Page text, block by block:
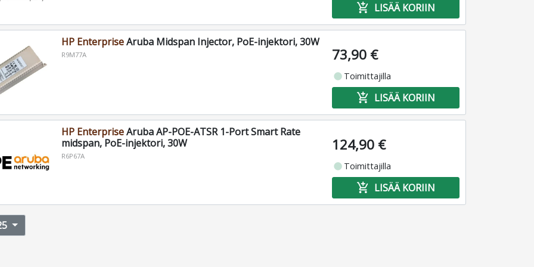
add_shopping_cart LISÄÄ KORIIN
HP EnterpriseAruba Midspan Injector, PoE-injektori, 30W
R9M77A 73,90 €
fiber_manual_record Toimittajilla
add_shopping_cart LISÄÄ KORIIN
HP EnterpriseAruba AP-POE-ATSR 1-Port Smart Rate
midspan, PoE-injektori, 30W
R6P67A
124,90 €
fiber_manual_record Toimittajilla
add_shopping_cart LISÄÄ KORIIN